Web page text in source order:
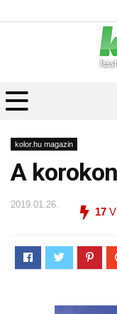
kolor.hu magazin
A
2019.01.26.
17